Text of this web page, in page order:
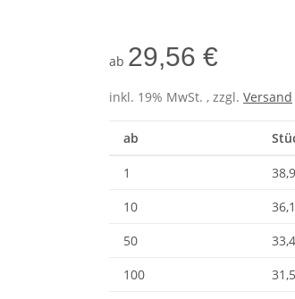
ab 29,56 €
inkl. 19% MwSt. , zzgl. Versand
ab
1
10
50
100